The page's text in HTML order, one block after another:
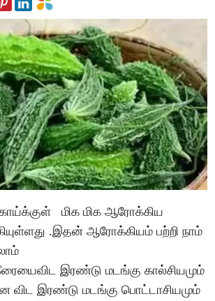
மிக மிக ஆரோக்கிய
.இதன் ஆரோக்கியம் பற்றி நாம்
இரண்டு மடங்கு கால்சியமும்
விட இரண்டு மடங்கு பொட்டாசியமும்